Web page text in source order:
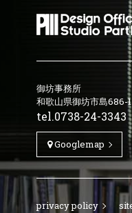
御坊事務所
和歌山県御坊市島686-1
tel.0738-24-3343
Googlemap
privacy policy